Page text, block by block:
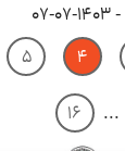
۴ ۵
... ۱۶